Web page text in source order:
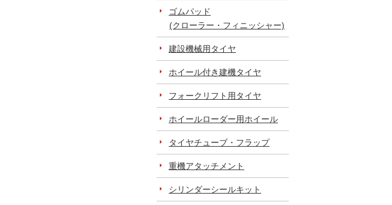
ゴムパッド
(クローラー・フィニッシャー)
建設機械用タイヤ
ホイール付き建機タイヤ
フォークリフト用タイヤ
ホイールローダー用ホイール
タイヤチューブ・フラップ
重機アタッチメント
シリンダーシールキット